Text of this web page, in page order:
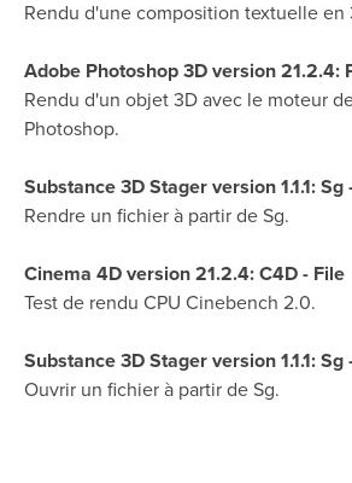
Rendu d'une composition
Adobe Photoshop 3D version 21.2.4:
Rendu d'un objet 3D avec le moteur
Photoshop.
Substance 3D Stager version 1.1.1:
Rendre un fichier à partir de
Cinema 4D version 21.2.4: C4D - File
Test de rendu CPU
Substance 3D Stager version 1.1.1: Sg
Ouvrir un fichier à partir de